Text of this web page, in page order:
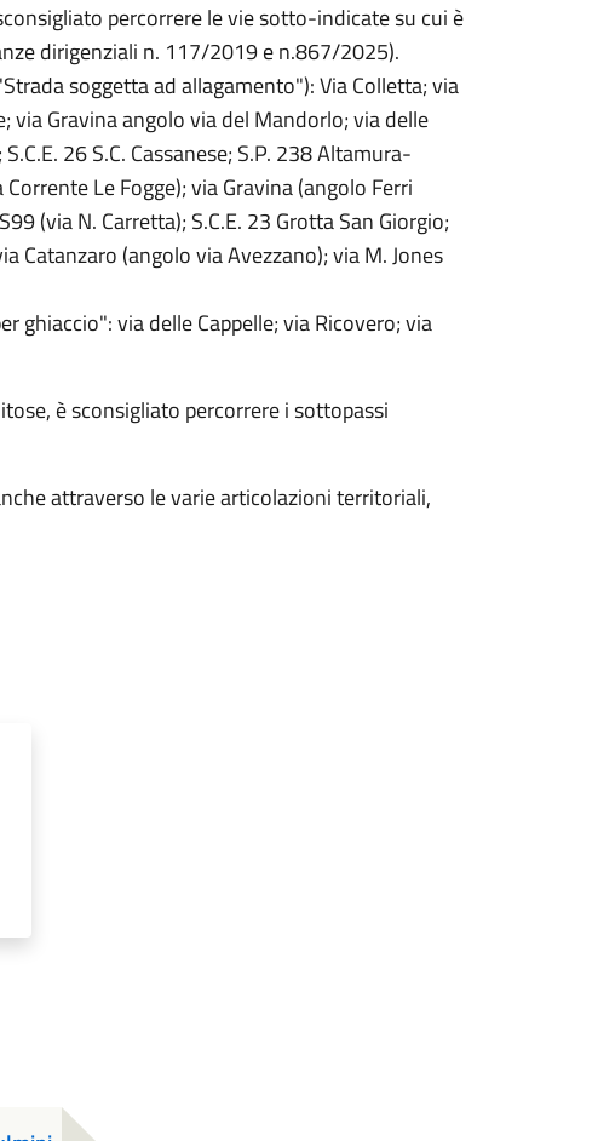
percorrere le vie sotto-indicate su cui è
dirigenziali n. 117/2019 e n.867/2025).
soggetta ad allagamento"): Via Colletta; via
via Gravina angolo via del Mandorlo; via delle
26 S.C. Cassanese; S.P. 238 Altamura-
Le Fogge); via Gravina (angolo Ferri
(via N. Carretta); S.C.E. 23 Grotta San Giorgio;
Catanzaro (angolo via Avezzano); via M. Jones
ghiaccio": via delle Cappelle; via Ricovero; via
è sconsigliato percorrere i sottopassi
attraverso le varie articolazioni territoriali,